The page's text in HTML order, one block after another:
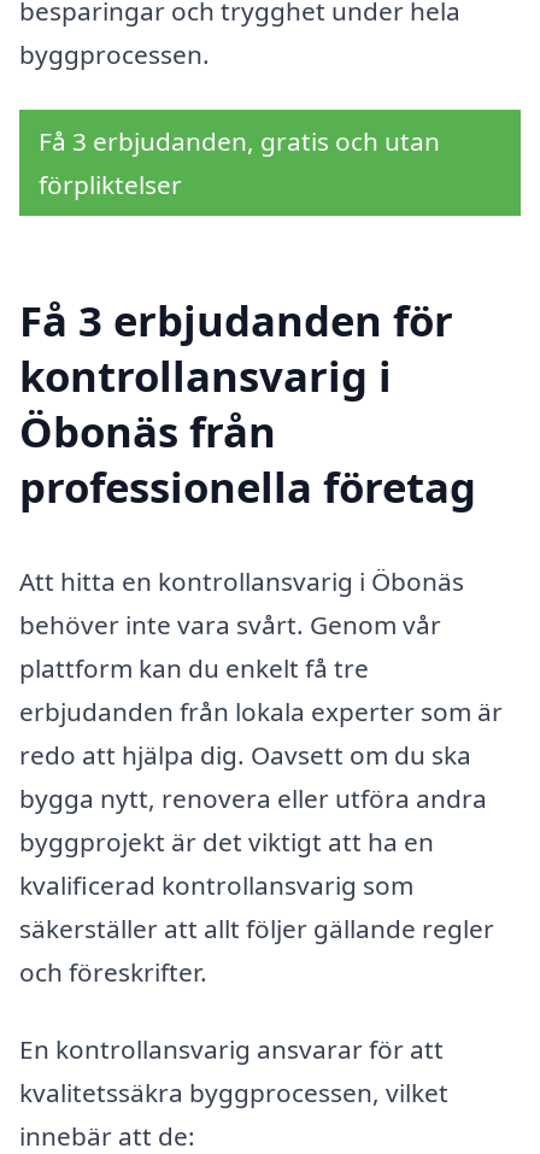
besparingar och trygghet under hela
byggprocessen.
Få 3 erbjudanden, gratis och utan
förpliktelser
Få 3 erbjudanden för
kontrollansvarig i
Öbonäs från
professionella företag
Att hitta en kontrollansvarig i Öbonäs
behöver inte vara svårt. Genom vår
plattform kan du enkelt få tre
erbjudanden från lokala experter som är
redo att hjälpa dig. Oavsett om du ska
bygga nytt, renovera eller utföra andra
byggprojekt är det viktigt att ha en
kvalificerad kontrollansvarig som
säkerställer att allt följer gällande regler
och föreskrifter.
En kontrollansvarig ansvarar för att
kvalitetssäkra byggprocessen, vilket
innebär att de: